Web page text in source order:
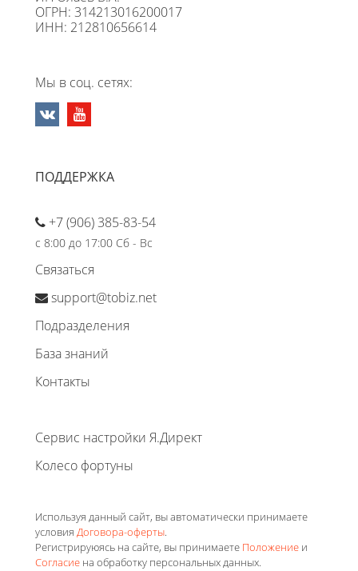
ОГРН: 314213016200017
ИНН: 212810656614
Мы в соц. сетях:
ПОДДЕРЖКА
+7 (906) 385-83-54
с 8:00 до 17:00 Сб - Вс
Связаться
support@tobiz.net
Подразделения
База знаний
Контакты
Сервис настройки Я.Директ
Колесо фортуны
Используя данный сайт, вы автоматически принимаете
условия Договора-оферты.
Регистрируюясь на сайте, вы принимаете Положение и
Согласие на обработку персональных данных.